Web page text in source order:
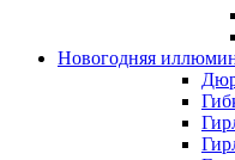
Новогодняя